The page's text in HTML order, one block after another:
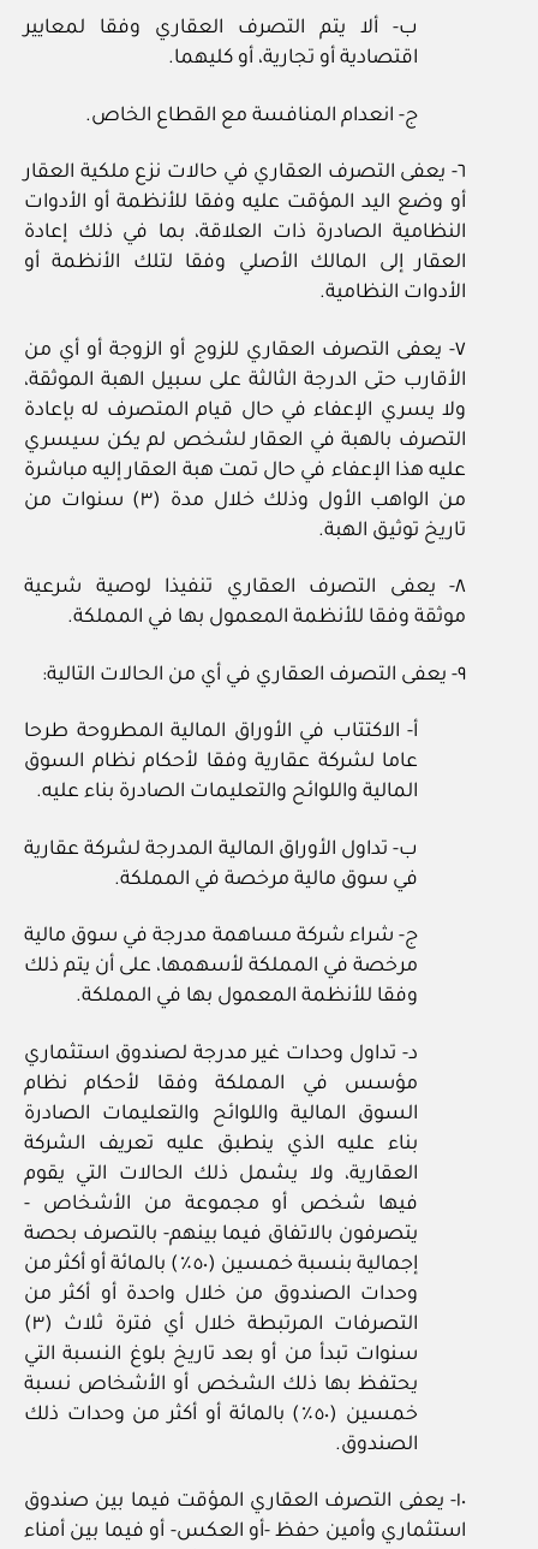
ب‏- ألا يتم التصرف العقاري وفقا لمعايير
اقتصادية أو تجارية، أو كليهما.
ج‏- انعدام المنافسة مع القطاع الخاص.
٦‏- يعفى التصرف العقاري في حالات نزع ملكية العقار
أو وضع اليد المؤقت عليه وفقا للأنظمة أو الأدوات
النظامية الصادرة ذات العلاقة، بما في ذلك إعادة
العقار إلى المالك الأصلي وفقا لتلك الأنظمة أو
الأدوات النظامية.
٧‏- يعفى التصرف العقاري للزوج أو الزوجة أو أي من
الأقارب حتى الدرجة الثالثة على سبيل الهبة الموثقة،
ولا يسري الإعفاء في حال قيام المتصرف له بإعادة
التصرف بالهبة في العقار لشخص لم يكن سيسري
عليه هذا الإعفاء في حال تمت هبة العقار إليه مباشرة
من الواهب الأول وذلك خلال مدة (٣) سنوات من
تاريخ توثيق الهبة.
٨‏- يعفى التصرف العقاري تنفيذا لوصية شرعية
موثقة وفقا للأنظمة المعمول بها في المملكة.
٩‏- يعفى التصرف العقاري في أي من الحالات التالية:
أ‏- الاكتتاب في الأوراق المالية المطروحة طرحا
عاما لشركة عقارية وفقا لأحكام نظام السوق
المالية واللوائح والتعليمات الصادرة بناء عليه.
ب‏- تداول الأوراق المالية المدرجة لشركة عقارية
في سوق مالية مرخصة في المملكة.
ج‏- شراء شركة مساهمة مدرجة في سوق مالية
مرخصة في المملكة لأسهمها، على أن يتم ذلك
وفقا للأنظمة المعمول بها في المملكة.
د‏- تداول وحدات غير مدرجة لصندوق استثماري
مؤسس في المملكة وفقا لأحكام نظام
السوق المالية واللوائح والتعليمات الصادرة
بناء عليه الذي ينطبق عليه تعريف الشركة
العقارية، ولا يشمل ذلك الحالات التي يقوم
فيها شخص أو مجموعة من الأشخاص ‏-
يتصرفون بالاتفاق فيما بينهم‏- بالتصرف بحصة
إجمالية بنسبة خمسين (٥٠٪) بالمائة أو أكثر من
وحدات الصندوق من خلال واحدة أو أكثر من
التصرفات المرتبطة خلال أي فترة ثلاث (٣)
سنوات تبدأ من أو بعد تاريخ بلوغ النسبة التي
يحتفظ بها ذلك الشخص أو الأشخاص نسبة
خمسين (٥٠٪) بالمائة أو أكثر من وحدات ذلك
الصندوق.
١٠‏- يعفى التصرف العقاري المؤقت فيما بين صندوق
استثماري وأمين حفظ ‏-أو العكس- أو فيما بين أمناء